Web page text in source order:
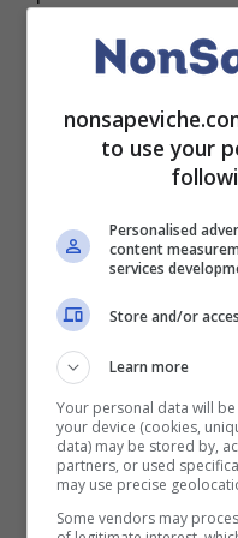
L’aglio è anche un
le difese del sistema
infezioni. È ideale per
che ci facciano in
Ha anche ottime
mantengono la
l’invecchiamento.
rimuovere le tossine
fegato.
LEGGI ANCHE:Avete
Ecco perché
Quelli che vi
to use your
Personalised
content
services
Store and/or
Learn more
Your personal data will
your device (cookies,
data) may be stored by,
partners, or used
may use precise
Some vendors may